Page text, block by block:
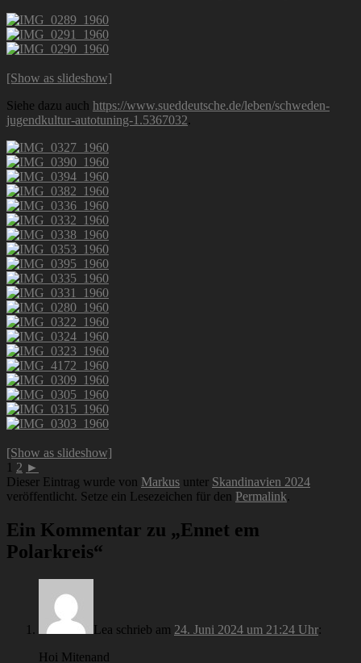
[Show as slideshow]
Siehe dazu auch https://www.sueddeutsche.de/leben/schweden-
jugendkultur-autotuning-1.5367032.
[Show as slideshow]
1 2 ►
Dieser Eintrag wurde von Markus unter Skandinavien 2024
veröffentlicht. Setze ein Lesezeichen für den Permalink.
Ein Kommentar zu „Ennet em
Polarkreis“
Lea schrieb am 24. Juni 2024 um 21:24 Uhr:
Hoi Mitenand